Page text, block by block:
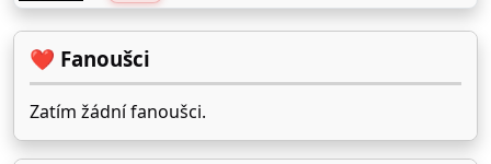
❤️ Fanoušci
Zatím žádní fanoušci.